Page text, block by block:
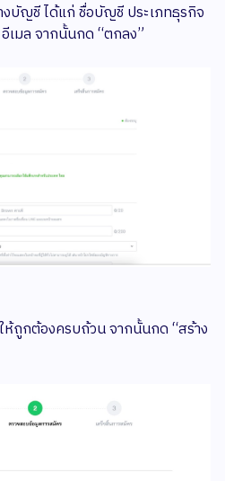
บัญชี ได้แก่ ชื่อบัญชี ประเภทธุรกิจ
มล จากนั้นกด “ตกลง”
ถูกต้องครบถ้วน จากนั้นกด “สร้าง